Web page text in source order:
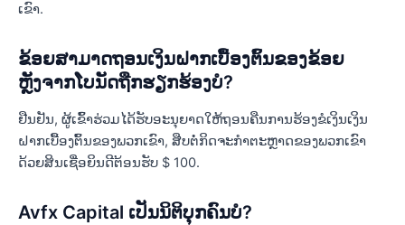
ເຂົາ.
ຂ້ອຍສາມາດຖອນເງິນຝາກເບື້ອງຕົ້ນຂອງຂ້ອຍ
ຫຼັງຈາກໂບນັດຖືກຮຽກຮ້ອງບໍ?
ຢືນຢັນ, ຜູ້ເຂົ້າຮ່ວມໄດ້ຮັບອະນຸຍາດໃຫ້ຖອນຄືນການຮ້ອງຂໍເງິນເງິນ
ຝາກເບື້ອງຕົ້ນຂອງພວກເຂົາ, ສືບຕໍ່ກິດຈະກໍາຕະຫຼາດຂອງພວກເຂົາ
ດ້ວຍສິນເຊື່ອຍິນດີຕ້ອນຮັບ $ 100.
Avfx Capital ເປັນນິຕິບຸກຄົນບໍ?